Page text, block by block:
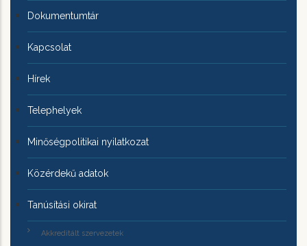
Dokumentumtár
Kapcsolat
Hírek
Telephelyek
Minőségpolitikai nyilatkozat
Közérdekű adatok
Tanúsítási okirat
Akkreditált szervezetek